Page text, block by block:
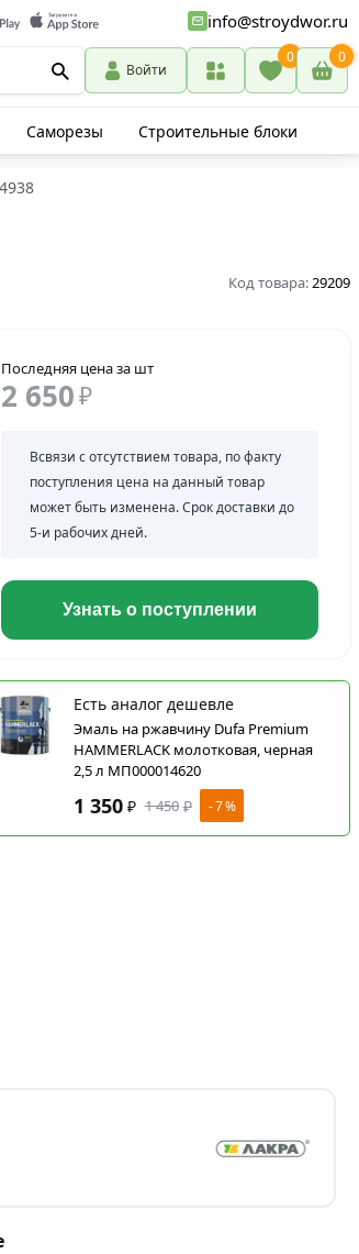
info@stroydwor.ru
Войти
0 0
Саморезы Строительные блоки
Код товара:29209
Последняя цена за шт
2 650₽
Всвязи с отсутствием товара, по факту
поступления цена на данный товар
может быть изменена. Срок доставки до
5-и рабочих дней.
Узнать о поступлении
Есть аналог дешевле
Эмаль на ржавчину Dufa Premium
HAMMERLACK молотковая, черная
2,5 л МП000014620
1 350 ₽ 1 450 ₽ - 7 %